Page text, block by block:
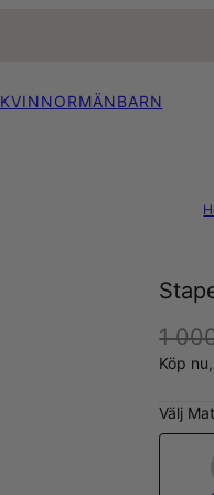
KVINNORMÄNBARN
1
Köp
Välj